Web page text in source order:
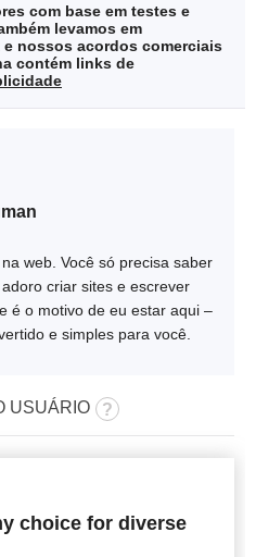
com base em testes e
levamos em
nossos acordos comerciais
contém links de
web. Você só precisa saber
criar sites e escrever
é o motivo de eu estar aqui –
e simples para você.
USUÁRIO
choice for diverse